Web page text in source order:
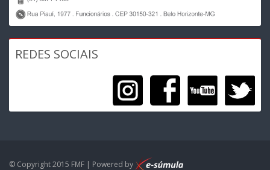
REDES SOCIAIS
© Copyright 2015 FMF | Powered by